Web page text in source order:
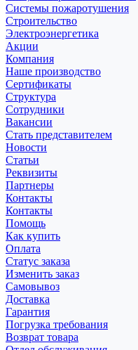
Системы пожаротушения
Строительство
Электроэнергетика
Акции
Компания
Наше производство
Сертификаты
Структура
Сотрудники
Вакансии
Стать представителем
Новости
Статьи
Реквизиты
Партнеры
Контакты
Контакты
Помощь
Как купить
Оплата
Статус заказа
Изменить заказ
Самовывоз
Доставка
Гарантия
Погрузка требования
Возврат товара